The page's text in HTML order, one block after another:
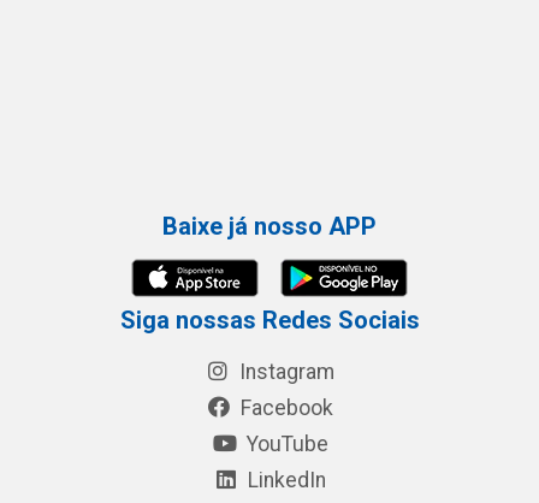
Baixe já nosso APP
Siga nossas Redes Sociais
Instagram
Facebook
YouTube
LinkedIn